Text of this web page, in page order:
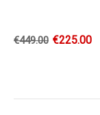
€449.00 €225.00